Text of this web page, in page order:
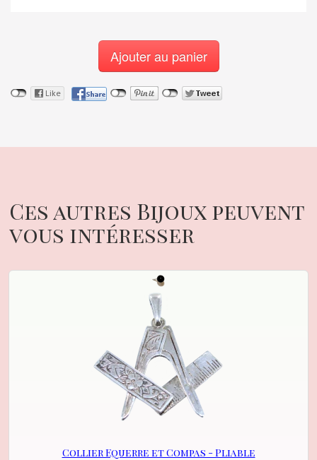
Ajouter au panier
Ces autres Bijoux peuvent
vous intéresser
Collier Equerre et Compas - Pliable